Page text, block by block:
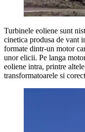
Turbinele eoliene sunt
cinetica produsa de vant
formate dintr-un motor
unor elicii. Pe langa
eoliene intra, printre
transformatoarele si